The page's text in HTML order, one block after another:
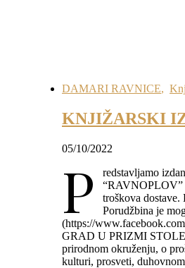
DAMARI RAVNICE,
KNJIŽARSKI
05/10/2022
P
redstavljamo
“RAVNOPLOV”
troškova dostave.
Porudžbina je
(https://
GRAD U PRIZMI
prirodnom okruženju, o
kulturi, prosveti,